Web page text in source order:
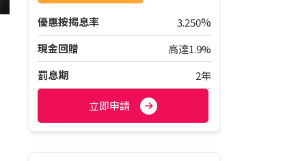
優惠按揭息率 3.250%
現金回贈
高達1.9%
罰息期
2年
立即申請